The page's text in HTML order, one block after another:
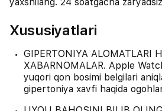
Xususiyatlari
GIPERTONIYA ALOMATLARI
XABARNOMALAR. Apple
yuqori qon bosimi belgilari
gipertoniya xavfi haqida